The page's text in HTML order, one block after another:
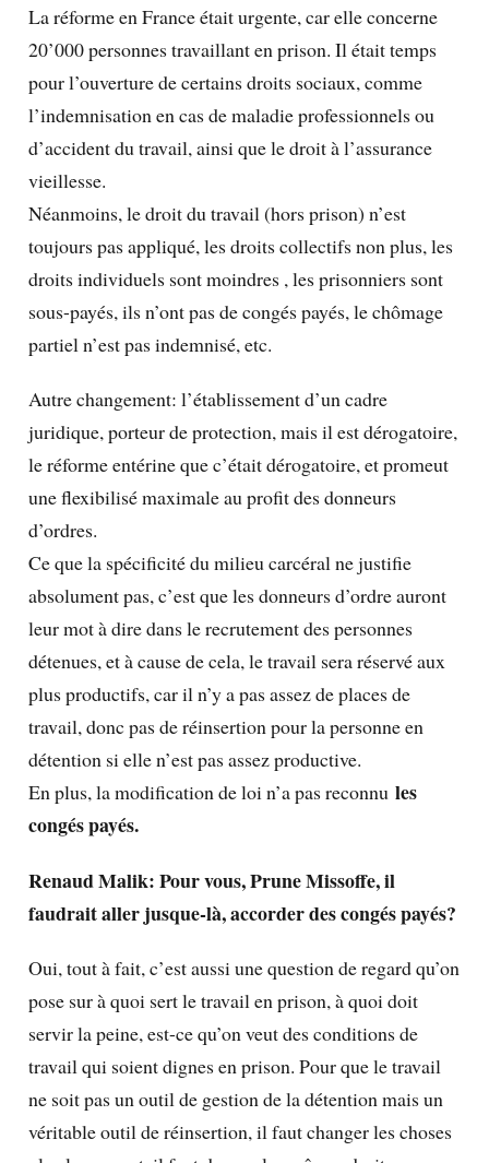
La réforme en France était urgente, car elle concerne
20’000 personnes travaillant en prison. Il était temps
pour l’ouverture de certains droits sociaux, comme
l’indemnisation en cas de maladie professionnels ou
d’accident du travail, ainsi que le droit à l’assurance
vieillesse.
Néanmoins, le droit du travail (hors prison) n’est
toujours pas appliqué, les droits collectifs non plus, les
droits individuels sont moindres , les prisonniers sont
sous-payés, ils n’ont pas de congés payés, le chômage
partiel n’est pas indemnisé, etc.
Autre changement: l’établissement d’un cadre
juridique, porteur de protection, mais il est dérogatoire,
le réforme entérine que c’était dérogatoire, et promeut
une flexibilisé maximale au profit des donneurs
d’ordres.
Ce que la spécificité du milieu carcéral ne justifie
absolument pas, c’est que les donneurs d’ordre auront
leur mot à dire dans le recrutement des personnes
détenues, et à cause de cela, le travail sera réservé aux
plus productifs, car il n’y a pas assez de places de
travail, donc pas de réinsertion pour la personne en
détention si elle n’est pas assez productive.
En plus, la modification de loi n’a pas reconnu les
congés payés.
Renaud Malik: Pour vous, Prune Missoffe, il
faudrait aller jusque-là, accorder des congés payés?
Oui, tout à fait, c’est aussi une question de regard qu’on
pose sur à quoi sert le travail en prison, à quoi doit
servir la peine, est-ce qu’on veut des conditions de
travail qui soient dignes en prison. Pour que le travail
ne soit pas un outil de gestion de la détention mais un
véritable outil de réinsertion, il faut changer les choses